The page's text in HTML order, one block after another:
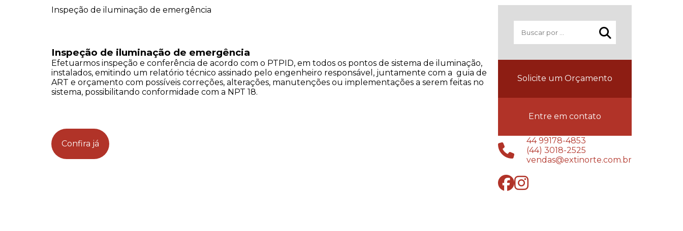
Inspeção de iluminação de emergência
Inspeção de iluminação de emergência
Efetuarmos inspeção e conferência de acordo com o PTPID, em todos os pontos de sistema de iluminação,
instalados, emitindo um relatório técnico assinado pelo engenheiro responsável, juntamente com a guia de
ART e orçamento com possíveis correções, alterações, manutenções ou implementações a serem feitas no
sistema, possibilitando conformidade com a NPT 18.
Confira já
Solicite um Orçamento
Entre em contato
44 99178-4853
(44) 3018-2525
vendas@extinorte.com.br